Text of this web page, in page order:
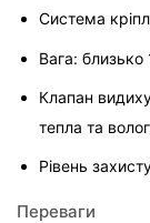
Система
Вага: близько
Клапан
тепла та
Рівень
Переваги